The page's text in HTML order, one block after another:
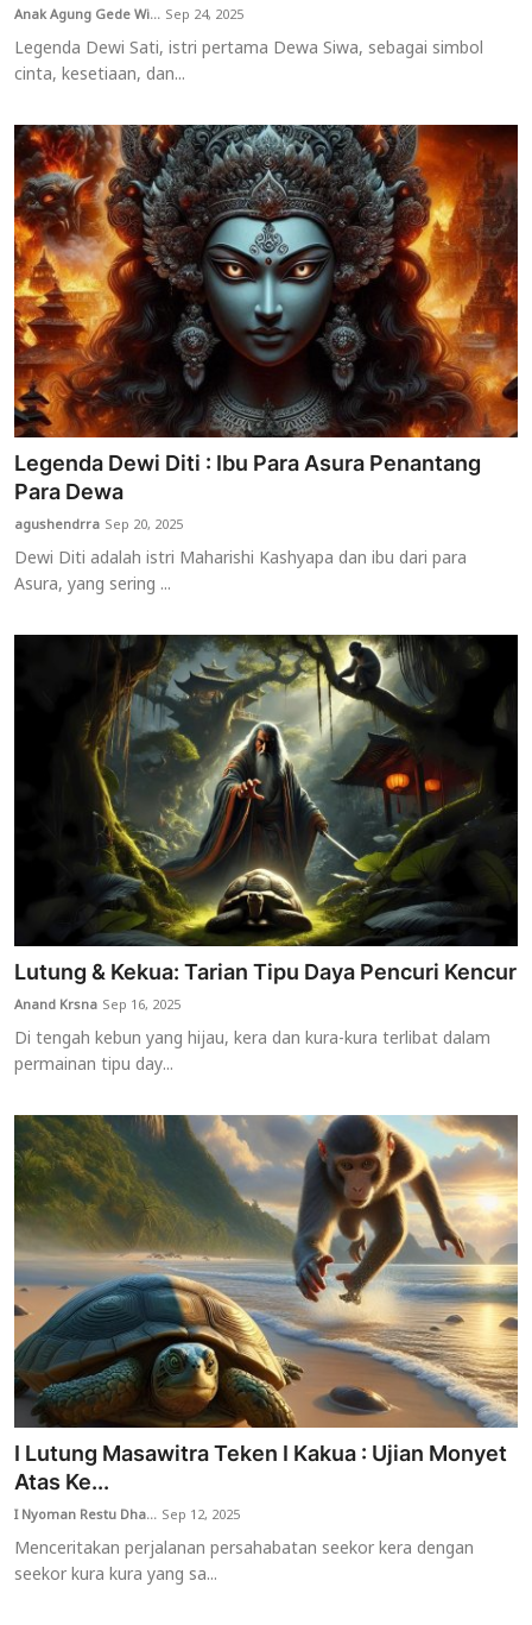
Anak Agung Gede Wi... Sep 24, 2025
Legenda Dewi Sati, istri pertama Dewa Siwa, sebagai simbol
cinta, kesetiaan, dan...
Legenda Dewi Diti : Ibu Para Asura Penantang
Para Dewa
agushendrra Sep 20, 2025
Dewi Diti adalah istri Maharishi Kashyapa dan ibu dari para
Asura, yang sering ...
Lutung & Kekua: Tarian Tipu Daya Pencuri Kencur
Anand Krsna Sep 16, 2025
Di tengah kebun yang hijau, kera dan kura-kura terlibat dalam
permainan tipu day...
I Lutung Masawitra Teken I Kakua : Ujian Monyet
Atas Ke...
I Nyoman Restu Dha... Sep 12, 2025
Menceritakan perjalanan persahabatan seekor kera dengan
seekor kura kura yang sa...